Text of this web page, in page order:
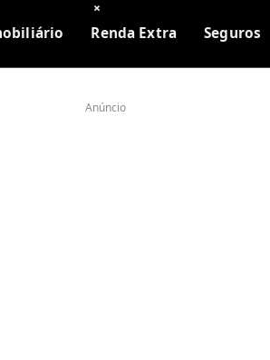
Renda Extra Seguros
Anúncio
×